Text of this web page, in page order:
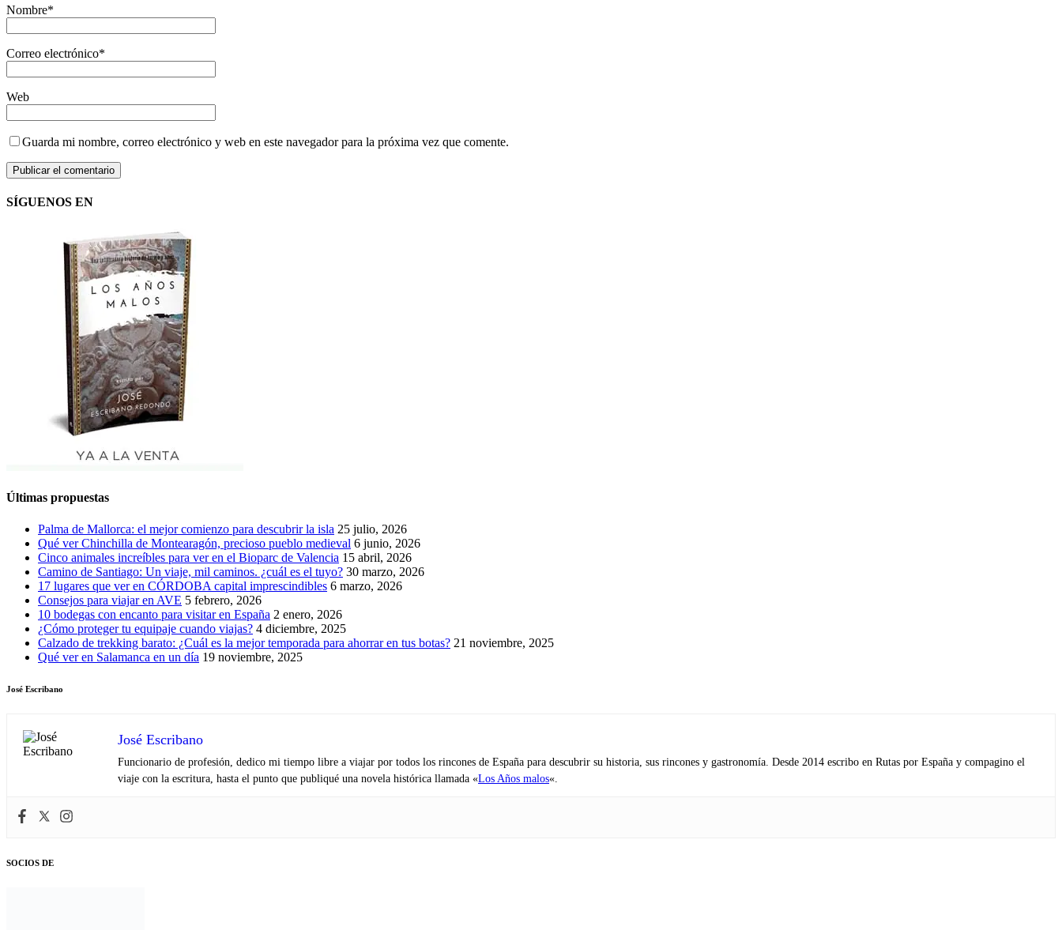
Nombre*
Correo electrónico*
Web
Guarda mi nombre, correo electrónico y web en este navegador para la próxima vez que comente.
SÍGUENOS EN
Últimas propuestas
Palma de Mallorca: el mejor comienzo para descubrir la isla 25 julio, 2026
Qué ver Chinchilla de Montearagón, precioso pueblo medieval 6 junio, 2026
Cinco animales increíbles para ver en el Bioparc de Valencia 15 abril, 2026
Camino de Santiago: Un viaje, mil caminos. ¿cuál es el tuyo? 30 marzo, 2026
17 lugares que ver en CÓRDOBA capital imprescindibles 6 marzo, 2026
Consejos para viajar en AVE 5 febrero, 2026
10 bodegas con encanto para visitar en España 2 enero, 2026
¿Cómo proteger tu equipaje cuando viajas? 4 diciembre, 2025
Calzado de trekking barato: ¿Cuál es la mejor temporada para ahorrar en tus botas? 21 noviembre, 2025
Qué ver en Salamanca en un día 19 noviembre, 2025
José Escribano
José Escribano
Funcionario de profesión, dedico mi tiempo libre a viajar por todos los rincones de España para descubrir su historia, sus rincones y gastronomía. Desde 2014 escribo en Rutas por España y compagino el
viaje con la escritura, hasta el punto que publiqué una novela histórica llamada «Los Años malos«.
SOCIOS DE